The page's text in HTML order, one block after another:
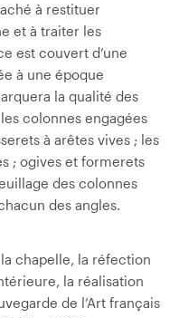
à restituer
et à traiter les
est couvert d’une
à une époque
la qualité des
colonnes engagées
à arêtes vives ; les
; ogives et formerets
des colonnes
des angles.
chapelle, la réfection
la réalisation
de l’Art français